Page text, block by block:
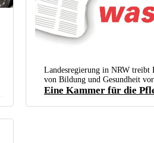
Landesregierung in NRW treibt
von Bildung und Gesundheit
Eine Kammer für die